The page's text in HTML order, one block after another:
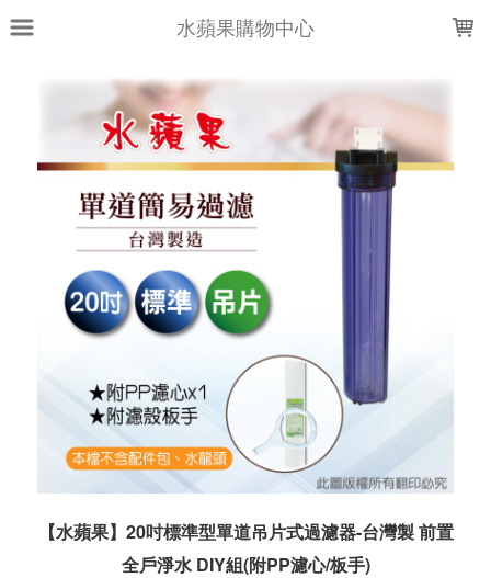
水蘋果購物中心
【水蘋果】20吋標準型單道吊片式過濾器-台灣製 前置
全戶淨水 DIY組(附PP濾心/板手)